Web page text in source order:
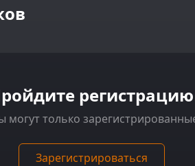
регистрацию
могут только
Зарегистрироваться